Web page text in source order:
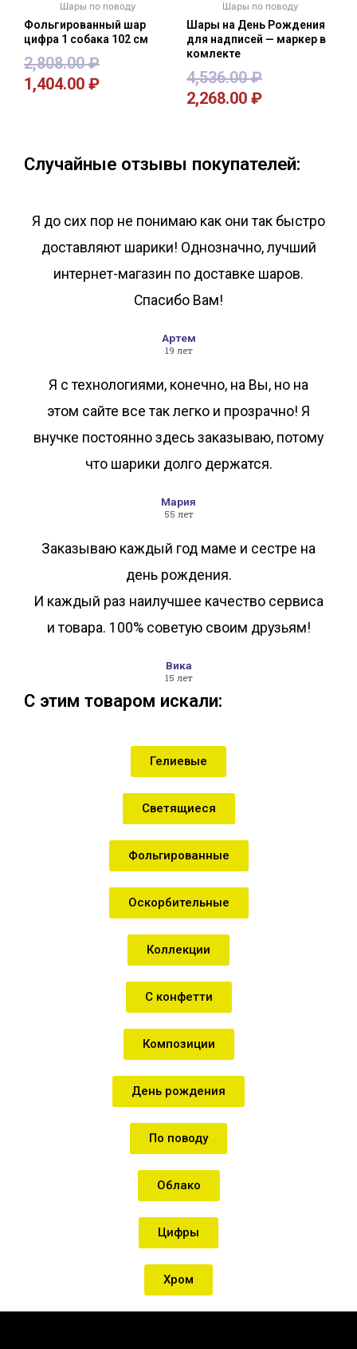
Шары по поводу
Фольгированный шар
цифра 1 собака 102 см
2,808.00₽
1,404.00 ₽
Шары по поводу
Шары на День Рождения
для надписей — маркер в
комлекте
4,536.00₽
2,268.00 ₽
Случайные отзывы покупателей:
Я до сих пор не понимаю как они так быстро
доставляют шарики! Однозначно, лучший
интернет-магазин по доставке шаров.
Спасибо Вам!
Артем
19 лет
Я с технологиями, конечно, на Вы, но на
этом сайте все так легко и прозрачно! Я
внучке постоянно здесь заказываю, потому
что шарики долго держатся.
Мария
55 лет
Заказываю каждый год маме и сестре на
день рождения.
И каждый раз наилучшее качество сервиса
и товара. 100% советую своим друзьям!
Вика
15 лет
С этим товаром искали:
Гелиевые
Светящиеся
Фольгированные
Оскорбительные
Коллекции
С конфетти
Композиции
День рождения
По поводу
Облако
Цифры
Хром